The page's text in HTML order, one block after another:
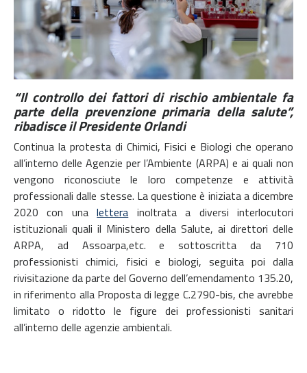
“Il controllo dei fattori di rischio ambientale fa
parte della prevenzione primaria della salute”,
ribadisce il Presidente Orlandi
Continua la protesta di Chimici, Fisici e Biologi che operano
all’interno delle Agenzie per l’Ambiente (ARPA) e ai quali non
vengono riconosciute le loro competenze e attività
professionali dalle stesse. La questione è iniziata a dicembre
2020 con unalettera inoltrata a diversi interlocutori
istituzionali quali il Ministero della Salute, ai direttori delle
ARPA, ad Assoarpa,etc. e sottoscritta da 710
professionisti chimici, fisici e biologi, seguita poi dalla
rivisitazione da parte del Governo dell’emendamento 135.20,
in riferimento alla Proposta di legge C.2790-bis, che avrebbe
limitato o ridotto le figure dei professionisti sanitari
all’interno delle agenzie ambientali.